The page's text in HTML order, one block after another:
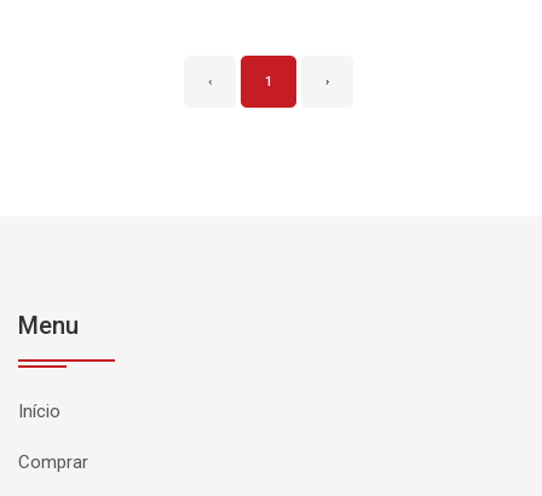
‹ 1 ›
Menu
Início
Comprar